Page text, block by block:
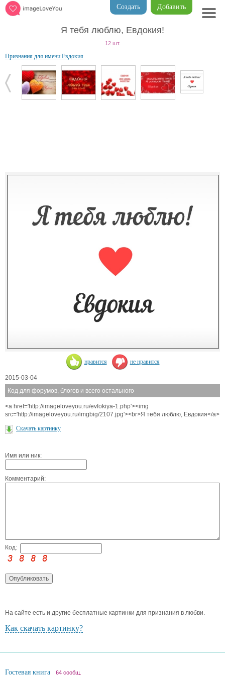
Добавить
Создать
Я тебя люблю, Евдокия!
12 шт.
Признания для имени Евдокия
нравится не нравится
2015-03-04
Код для форумов, блогов и всего остального
<a href='http://imageloveyou.ru/evfokiya-1.php'><img
src='http://imageloveyou.ru/imgbig/2107.jpg'><br>Я тебя люблю, Евдокия</a>
Скачать картинку
Имя или ник:
Комментарий:
Код:
На сайте есть и другие бесплатные картинки для признания в любви.
Как скачать картинку?
Гостевая книга 64 сообщ.